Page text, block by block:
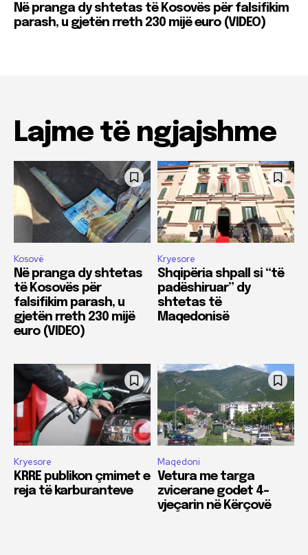
Në pranga dy shtetas të Kosovës për falsifikim
parash, u gjetën rreth 230 mijë euro (VIDEO)
Lajme të ngjajshme
Kosovë
Në pranga dy shtetas
të Kosovës për
falsifikim parash, u
gjetën rreth 230 mijë
euro (VIDEO)
Kryesore
Shqipëria shpall si “të
padëshiruar” dy
shtetas të
Maqedonisë
Kryesore
KRRE publikon çmimet e
reja të karburanteve
Maqedoni
Vetura me targa
zvicerane godet 4-
vjeçarin në Kërçovë